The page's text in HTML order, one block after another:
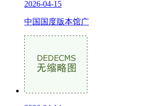
2026-04-15
中国国度版本馆广